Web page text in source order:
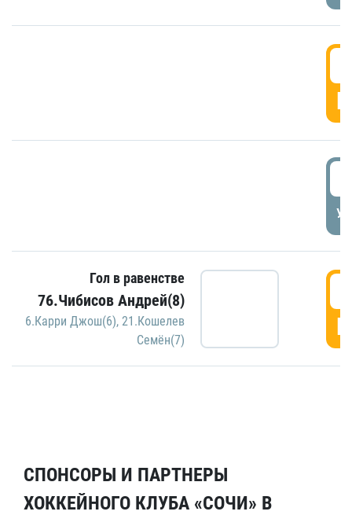
Гол в равенстве
76.Чибисов Андрей(8)
6.Карри Джош(6), 21.Кошелев
Семён(7)
СПОНСОРЫ И ПАРТНЕРЫ
ХОККЕЙНОГО КЛУБА «СОЧИ» В